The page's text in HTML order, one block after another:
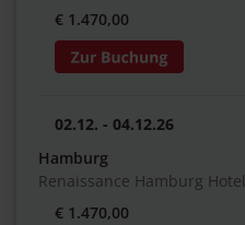
€ 1.470,00
02.12. - 04.12.26
Hamburg
Renaissance Hamburg Hotel
€ 1.470,00